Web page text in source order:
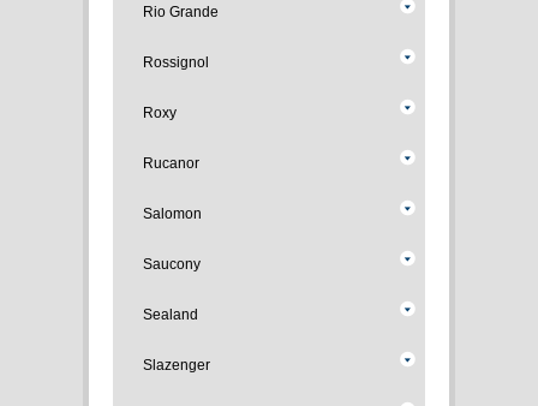
Rio Grande
Rossignol
Roxy
Rucanor
Salomon
Saucony
Sealand
Slazenger